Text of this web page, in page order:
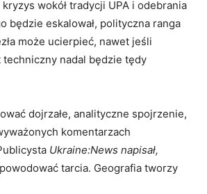
wokół tradycji UPA i odebrania
będzie eskalował, polityczna ranga
może ucierpieć, nawet jeśli
nadal będzie tędy
dojrzałe, analityczne spojrzenie,
komentarzach
Ukraine:News napisał,
tarcia. Geografia tworzy